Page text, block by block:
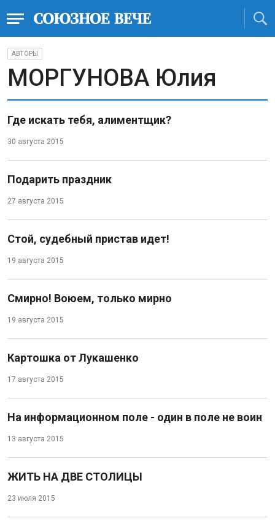
АВТОРЫ
МОРГУНОВА Юлия
Где искать тебя, алиментщик?
30 августа 2015
Подарить праздник
27 августа 2015
Стой, судебный пристав идет!
19 августа 2015
Смирно! Воюем, только мирно
19 августа 2015
Картошка от Лукашенко
17 августа 2015
На информационном поле - один в поле не воин
13 августа 2015
ЖИТЬ НА ДВЕ СТОЛИЦЫ
23 июля 2015